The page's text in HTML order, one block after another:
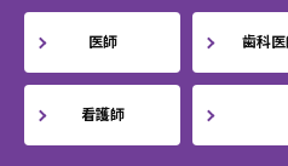
医師 歯科
看護師